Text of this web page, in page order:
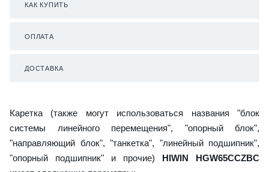
КАК КУПИТЬ
ОПЛАТА
ДОСТАВКА
Каретка (также могут использоваться названия "блок
системы линейного перемещения", "опорный блок",
"направляющий блок", "танкетка", "линейный подшипник",
"опорный подшипник" и прочие) HIWIN HGW65CCZBC